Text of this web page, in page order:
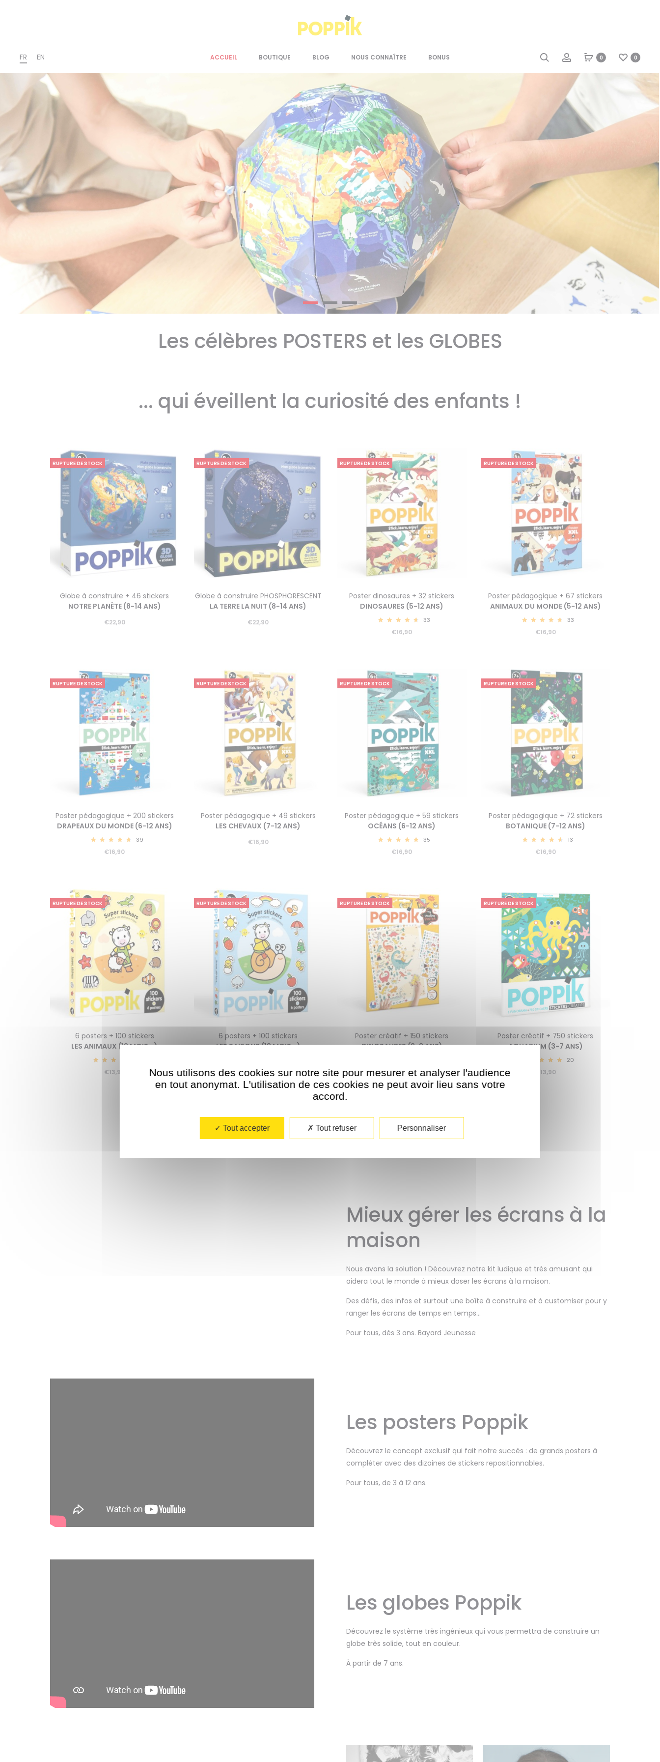
FR EN ACCUEIL BOUTIQUE BLOG NOUS CONNAÎTRE BONUS 0 0
Les célèbres POSTERS et les GLOBES
... qui éveillent la curiosité des enfants !
RUPTURE DE STOCK
Globe à construire + 46 stickers
NOTRE PLANÈTE (8-14 ANS)
€22,90
RUPTURE DE STOCK
Globe à construire PHOSPHORESCENT
LA TERRE LA NUIT (8-14 ANS)
€22,90
RUPTURE DE STOCK
Poster dinosaures + 32 stickers
DINOSAURES (5-12 ANS)
33
€16,90
RUPTURE DE STOCK
Poster pédagogique + 67 stickers
ANIMAUX DU MONDE (5-12 ANS)
33
€16,90
RUPTURE DE STOCK
Poster pédagogique + 200 stickers
DRAPEAUX DU MONDE (6-12 ANS)
39
€16,90
RUPTURE DE STOCK
Poster pédagogique + 49 stickers
LES CHEVAUX (7-12 ANS)
€16,90
RUPTURE DE STOCK
Poster pédagogique + 59 stickers
OCÉANS (6-12 ANS)
35
€16,90
RUPTURE DE STOCK
Poster pédagogique + 72 stickers
BOTANIQUE (7-12 ANS)
13
€16,90
RUPTURE DE STOCK
6 posters + 100 stickers
LES ANIMAUX (18 MOIS +)
€13,90
RUPTURE DE STOCK
6 posters + 100 stickers
LES SAISONS (18 MOIS +)
RUPTURE DE STOCK
Poster créatif + 150 stickers
DINOSAURES (3-8 ANS)
RUPTURE DE STOCK
Poster créatif + 750 stickers
AQUARIUM (3-7 ANS)
20
13,90
DÉCOUVRIR NOS PRODUITS
.
Mieux gérer les écrans à la
maison
Nous avons la solution ! Découvrez notre kit ludique et très amusant qui
aidera tout le monde à mieux doser les écrans à la maison.
Des défis, des infos et surtout une boîte à construire et à customiser pour y
ranger les écrans de temps en temps…
Pour tous, dès 3 ans. Bayard Jeunesse
Les posters Poppik
Découvrez le concept exclusif qui fait notre succès : de grands posters à
compléter avec des dizaines de stickers repositionnables.
Pour tous, de 3 à 12 ans.
Les globes Poppik
Découvrez le système très ingénieux qui vous permettra de construire un
globe très solide, tout en couleur.
À partir de 7 ans.
Nous utilisons des cookies sur notre site pour mesurer et analyser l'audience
en tout anonymat. L'utilisation de ces cookies ne peut avoir lieu sans votre
accord.​
Tout accepter Tout refuser Personnaliser